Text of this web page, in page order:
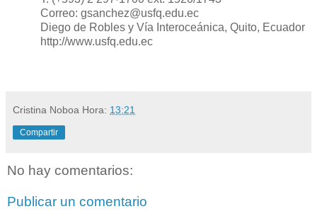
Correo: gsanchez@usfq.edu.ec
Diego de Robles y Vía Interoceánica, Quito, Ecuador
http://www.usfq.edu.ec
Cristina Noboa Hora: 13:21
Compartir
No hay comentarios:
Publicar un comentario